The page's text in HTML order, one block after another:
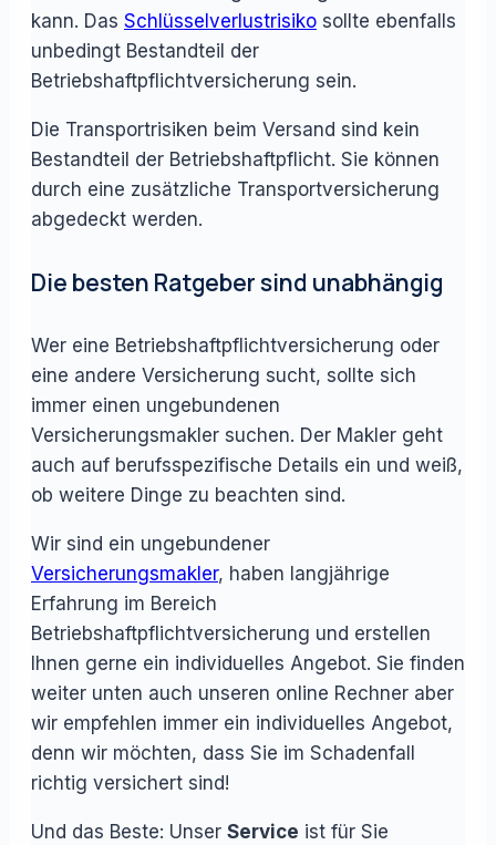
kann. Das Schlüsselverlustrisiko sollte ebenfalls
unbedingt Bestandteil der
Betriebshaftpflichtversicherung sein.
Die Transportrisiken beim Versand sind kein
Bestandteil der Betriebshaftpflicht. Sie können
durch eine zusätzliche Transportversicherung
abgedeckt werden.
Die besten Ratgeber sind unabhängig
Wer eine Betriebshaftpflichtversicherung oder
eine andere Versicherung sucht, sollte sich
immer einen ungebundenen
Versicherungsmakler suchen. Der Makler geht
auch auf berufsspezifische Details ein und weiß,
ob weitere Dinge zu beachten sind.
Wir sind ein ungebundener
Versicherungsmakler, haben langjährige
Erfahrung im Bereich
Betriebshaftpflichtversicherung und erstellen
Ihnen gerne ein individuelles Angebot. Sie finden
weiter unten auch unseren online Rechner aber
wir empfehlen immer ein individuelles Angebot,
denn wir möchten, dass Sie im Schadenfall
richtig versichert sind!
Und das Beste: Unser Service ist für Sie